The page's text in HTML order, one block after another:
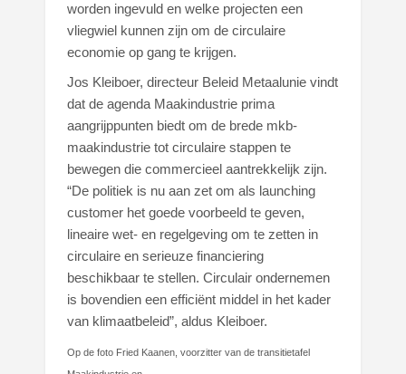
worden ingevuld en welke projecten een
vliegwiel kunnen zijn om de circulaire
economie op gang te krijgen.
Jos Kleiboer, directeur Beleid Metaalunie vindt
dat de agenda Maakindustrie prima
aangrijppunten biedt om de brede mkb-
maakindustrie tot circulaire stappen te
bewegen die commercieel aantrekkelijk zijn.
“De politiek is nu aan zet om als launching
customer het goede voorbeeld te geven,
lineaire wet- en regelgeving om te zetten in
circulaire en serieuze financiering
beschikbaar te stellen. Circulair ondernemen
is bovendien een efficiënt middel in het kader
van klimaatbeleid”, aldus Kleiboer.
Op de foto Fried Kaanen, voorzitter van de transitietafel